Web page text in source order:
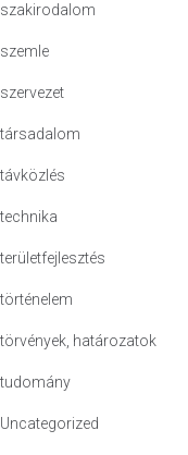
szakirodalom
szemle
szervezet
társadalom
távközlés
technika
területfejlesztés
történelem
törvények, határozatok
tudomány
Uncategorized